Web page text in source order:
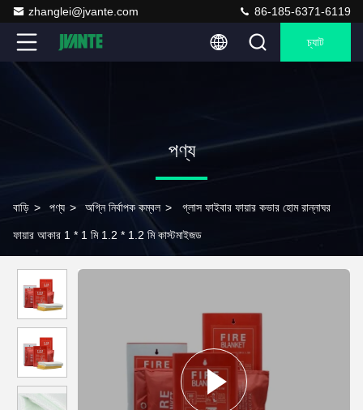
zhanglei@jvante.com 86-185-6371-6119
চ্যাট
পণ্য
বাড়ি > পণ্য > অগ্নি নির্বাপক কম্বল > গ্লাস ফাইবার ফায়ার কভার হোম রান্নাঘর
ফায়ার আকার 1 * 1 মি 1.2 * 1.2 মি কাস্টমাইজড